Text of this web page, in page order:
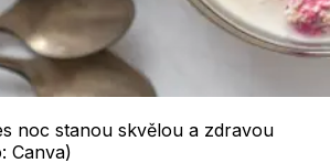
noc stanou skvělou a zdravou
Canva)